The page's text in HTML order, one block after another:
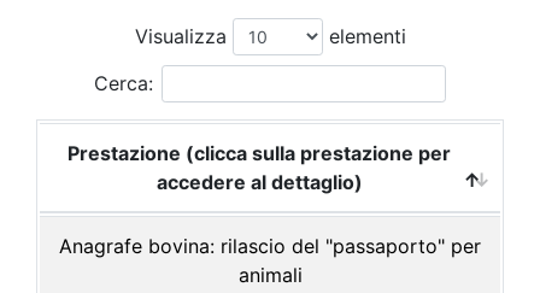
Visualizza
elementi
Cerca:
Prestazione (clicca sulla prestazione per
accedere al dettaglio)
Anagrafe bovina: rilascio del "passaporto" per
animali